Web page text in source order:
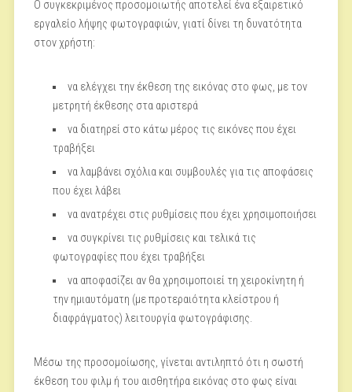
Ο συγκεκριμένος προσομοιωτής αποτελεί ένα εξαιρετικό
εργαλείο λήψης φωτογραφιών, γιατί δίνει τη δυνατότητα
στον χρήστη:
να ελέγχει την έκθεση της εικόνας στο φως, με τον
μετρητή έκθεσης στα αριστερά
να διατηρεί στο κάτω μέρος τις εικόνες που έχει
τραβήξει
να λαμβάνει σχόλια και συμβουλές για τις αποφάσεις
που έχει λάβει
να ανατρέχει στις ρυθμίσεις που έχει χρησιμοποιήσει
να συγκρίνει τις ρυθμίσεις και τελικά τις
φωτογραφίες που έχει τραβήξει
να αποφασίζει αν θα χρησιμοποιεί τη χειροκίνητη ή
την ημιαυτόματη (με προτεραιότητα κλείστρου ή
διαφράγματος) λειτουργία φωτογράφισης.
Μέσω της προσομοίωσης, γίνεται αντιληπτό ότι η σωστή
έκθεση του φιλμ ή του αισθητήρα εικόνας στο φως είναι